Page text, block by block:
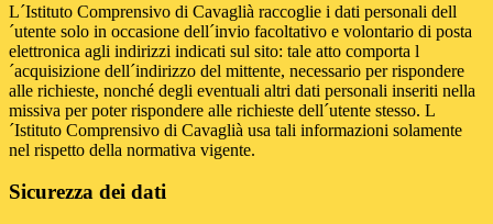
L´Istituto Comprensivo di Cavaglià raccoglie i dati personali dell
´utente solo in occasione dell´invio facoltativo e volontario di posta
elettronica agli indirizzi indicati sul sito: tale atto comporta l
´acquisizione dell´indirizzo del mittente, necessario per rispondere
alle richieste, nonché degli eventuali altri dati personali inseriti nella
missiva per poter rispondere alle richieste dell´utente stesso. L
´Istituto Comprensivo di Cavaglià usa tali informazioni solamente
nel rispetto della normativa vigente.
Sicurezza dei dati